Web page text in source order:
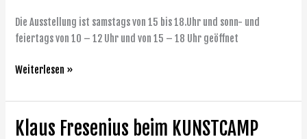
Die Ausstellung ist samstags von 15 bis 18.Uhr und sonn- und
feiertags von 10 – 12 Uhr und von 15 – 18 Uhr geöffnet
Weiterlesen »
Klaus Fresenius beim KUNSTCAMP
Klaus